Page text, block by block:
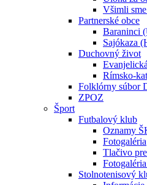
Všimli
Partnerské obce
Baraninci
Sajókaza
Duchovný život
Rímsko-
Folklórny súbor
ZPOZ
Šport
Futbalový klub
Oznamy
Fotogaléria
Tlačivo
Stolnotenisový